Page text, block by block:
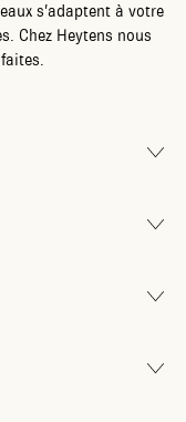
s’adaptent à votre
Chez Heytens nous